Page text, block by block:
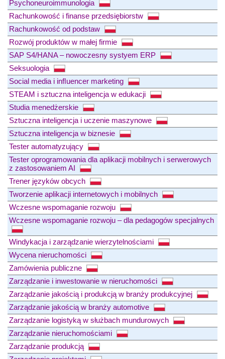
Psychoneuroimmunologia
Rachunkowość i finanse przedsiębiorstw
Rachunkowość od podstaw
Rozwój produktów w małej firmie
SAP S4/HANA – nowoczesny systyem ERP
Seksuologia
Social media i inﬂuencer marketing
STEAM i sztuczna inteligencja w edukacji
Studia menedżerskie
Sztuczna inteligencja i uczenie maszynowe
Sztuczna inteligencja w biznesie
Tester automatyzujący
Tester oprogramowania dla aplikacji mobilnych i serwerowych
z zastosowaniem AI
Trener języków obcych
Tworzenie aplikacji internetowych i mobilnych
Wczesne wspomaganie rozwoju
Wczesne wspomaganie rozwoju – dla pedagogów specjalnych
Windykacja i zarządzanie wierzytelnościami
Wycena nieruchomości
Zamówienia publiczne
Zarządzanie i inwestowanie w nieruchomości
Zarządzanie jakością i produkcją w branży produkcyjnej
Zarządzanie jakością w branży automotive
Zarządzanie logistyką w służbach mundurowych
Zarządzanie nieruchomościami
Zarządzanie produkcją